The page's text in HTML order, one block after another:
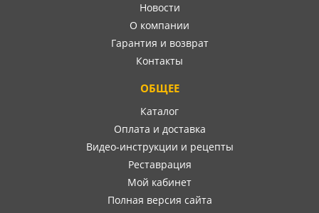
Новости
О компании
Гарантия и возврат
Контакты
ОБЩЕЕ
Каталог
Оплата и доставка
Видео-инструкции и рецепты
Реставрация
Мой кабинет
Полная версия сайта